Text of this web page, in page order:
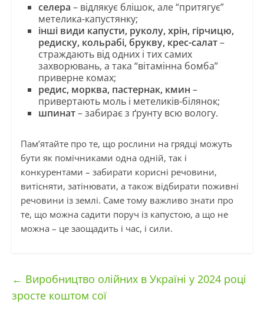
селера – відлякує блішок, але “притягує”
метелика-капустянку;
інші види капусти, руколу, хрін, гірчицю,
редиску, кольрабі, брукву, крес-салат–
страждають від одних і тих самих
захворювань, а така “вітамінна бомба”
приверне комах;
редис, морква, пастернак, кмин –
привертають моль і метеликів-білянок;
шпинат– забирає з ґрунту всю вологу.
Пам’ятайте про те, що рослини на грядці можуть
бути як помічниками одна одній, так і
конкурентами – забирати корисні речовини,
витісняти, затінювати, а також відбирати поживні
речовини із землі. Саме тому важливо знати про
те, що можна садити поруч із капустою, а що не
можна – це заощадить і час, і сили.
← Виробництво олійних в Україні у 2024 році
зросте коштом сої